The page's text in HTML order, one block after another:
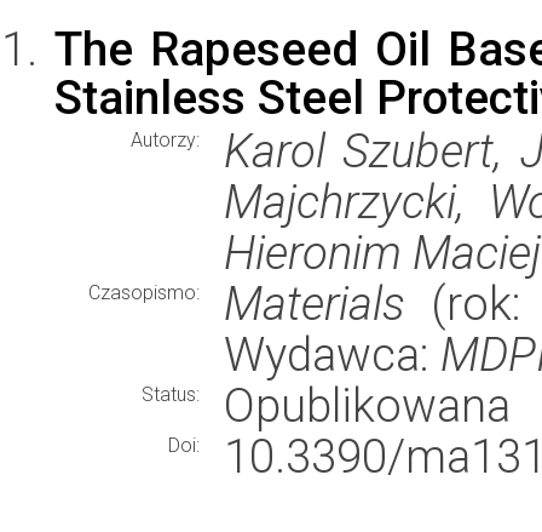
The Rapeseed Oil
Stainless Steel
Autorzy:
Karol Szubert,
Majchrzycki,
Hieronim
Czasopismo: Materials
Wydawca:
Status: Opublikowana
Doi: 10.3390/